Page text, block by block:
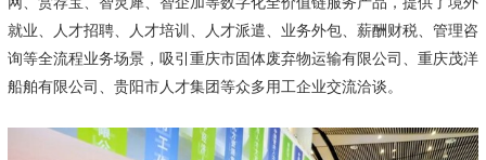
就业、人才招聘、人才培训、人才派遣、业务外包、薪酬财税、管理咨
询等全流程业务场景，吸引重庆市固体废弃物运输有限公司、重庆茂洋
船舶有限公司、贵阳市人才集团等众多用工企业交流洽谈。